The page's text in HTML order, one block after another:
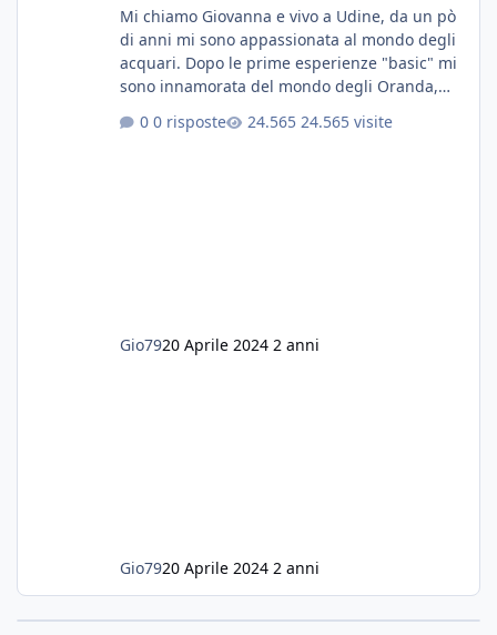
Mi chiamo Giovanna e vivo a Udine, da un pò
di anni mi sono appassionata al mondo degli
acquari. Dopo le prime esperienze "basic" mi
sono innamorata del mondo degli Oranda,
E' stata una bella scuola per quanto riguarda
0 risposte 24.565 visite
Gio7920 Aprile 2024 2 anni
Gio7920 Aprile 2024 2 anni